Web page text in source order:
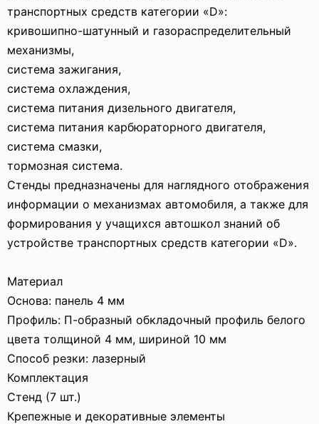
транспортных средств категории «D»:
кривошипно-шатунный и газораспределительный
механизмы,
система зажигания,
система охлаждения,
система питания дизельного двигателя,
система питания карбюраторного двигателя,
система смазки,
тормозная система.
Стенды предназначены для наглядного отображения
информации о механизмах автомобиля, а также для
формирования у учащихся автошкол знаний об
устройстве транспортных средств категории «D».
Материал
Основа: панель 4 мм
Профиль: П-образный обкладочный профиль белого
цвета толщиной 4 мм, шириной 10 мм
Способ резки: лазерный
Комплектация
Стенд (7 шт.)
Крепежные и декоративные элементы